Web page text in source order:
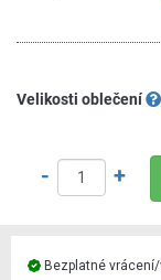
Velikosti oblečení
- +
Bezplatné